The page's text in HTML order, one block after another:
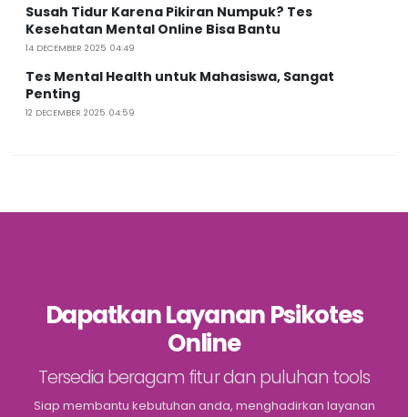
Susah Tidur Karena Pikiran Numpuk? Tes
Kesehatan Mental Online Bisa Bantu
14 DECEMBER 2025 04:49
Tes Mental Health untuk Mahasiswa, Sangat
Penting
12 DECEMBER 2025 04:59
Dapatkan Layanan Psikotes
Online
Tersedia beragam fitur dan puluhan tools
Siap membantu kebutuhan anda, menghadirkan layanan